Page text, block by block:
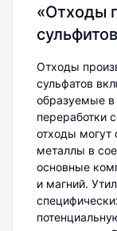
«Отходы
Отходы
сульфатов
образуемые в
переработки
отходы могут
металлы в
основные
и магний.